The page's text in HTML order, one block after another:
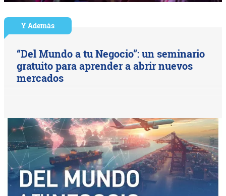
Y Además
“Del Mundo a tu Negocio”: un seminario
gratuito para aprender a abrir nuevos
mercados